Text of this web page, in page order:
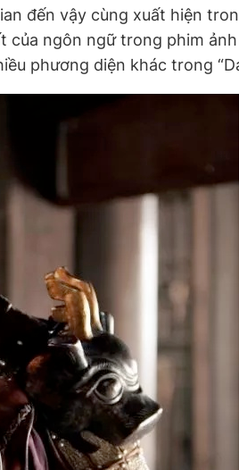
đến vậy cùng xuất hiện
ngôn ngữ trong phim
phương diện khác trong